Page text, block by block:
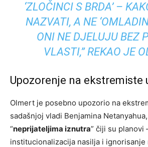
‘ZLOČINCI S BRDA’ –
NAZVATI, A NE
ONI NE DJELUJU BEZ
VLASTI,” REKAO JE
Upozorenje na ekstremiste
Olmert je posebno upozorio na
sadašnjoj vladi Benjamina
“neprijateljima iznutra” čiji su planovi
institucionalizacija nasilja i ignorisanje